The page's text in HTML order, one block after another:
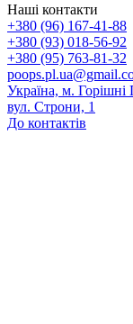
Наші контакти
+380 (96) 167-41-88
+380 (93) 018-56-92
+380 (95) 763-81-32
Україна, м. Горішні
вул. Строни, 1
До контактів